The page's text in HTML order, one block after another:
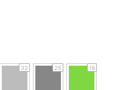
32 25 18